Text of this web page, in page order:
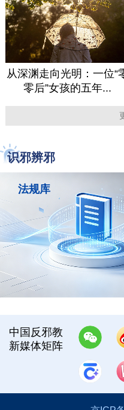
从深渊走向光明：一位“
零后”女孩的五年...
识邪辨邪
法规库
中国反邪教
新媒体矩阵